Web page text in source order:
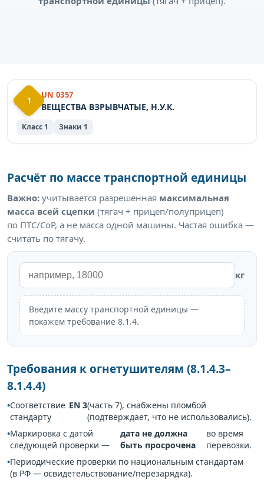
1
UN 0357
ВЕЩЕСТВА ВЗРЫВЧАТЫЕ, Н.У.К.
Класс 1 Знаки 1
Расчёт по массе транспортной единицы
Важно: учитывается разрешённая максимальная
масса всей сцепки (тягач + прицеп/полуприцеп)
по ПТС/СоР, а не масса одной машины. Частая ошибка —
считать по тягачу.
кг
Введите массу транспортной единицы —
покажем требование 8.1.4.
Требования к огнетушителям (8.1.4.3–
8.1.4.4)
Соответствие
стандарту
EN 3(часть 7), снабжены пломбой
(подтверждает, что не использовались).
Маркировка с датой
следующей проверки —
дата не должна
быть просрочена
во время
перевозки.
Периодические проверки по национальным стандартам
(в РФ — освидетельствование/перезарядка).